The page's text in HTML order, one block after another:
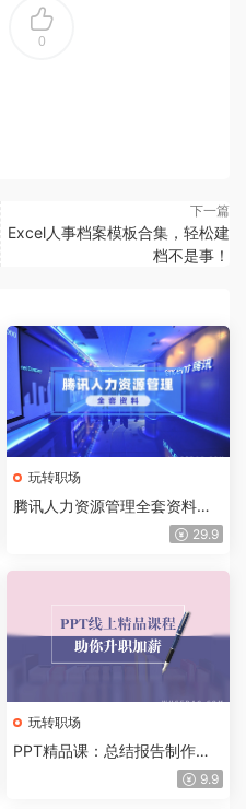
0
下一篇
Excel人事档案模板合集，轻松建
档不是事！
玩转职场
腾讯人力资源管理全套资料下
载，HR朋友圈传疯了！
29.9
玩转职场
PPT精品课：总结报告制作质
量提升300%，助你升职加薪9.9